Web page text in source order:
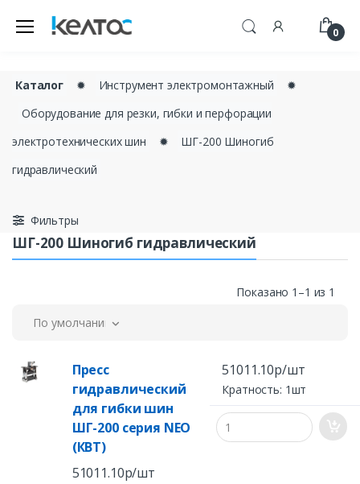
0
Каталог ✹ Инструмент электромонтажный
✹
Оборудование для резки, гибки и перфорации
электротехнических шин
✹
ШГ-200 Шиногиб
гидравлический
Фильтры
ШГ-200 Шиногиб гидравлический
Показано 1–1 из 1
По умолчанию
Пресс
гидравлический
для гибки шин
ШГ-200 серия NEO
(КВТ)
51011.10р/шт
51011.10р/шт
Кратность: 1шт